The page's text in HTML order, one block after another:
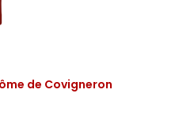
de Covigneron